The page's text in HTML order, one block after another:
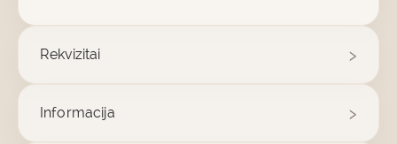
Rekvizitai
Informacija